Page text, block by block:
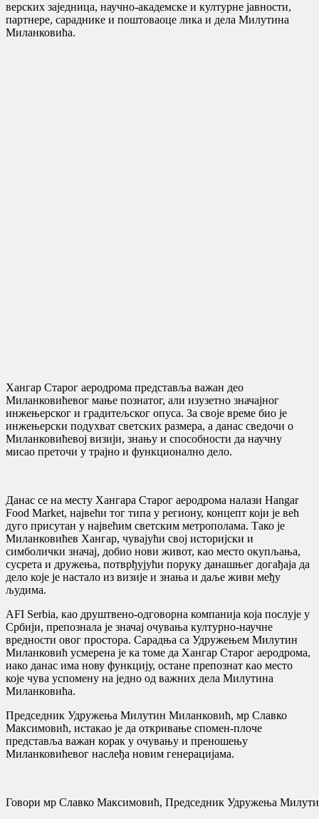
верских заједница, научно-академске и културне јавности,
партнере, сараднике и поштоваоце лика и дела Милутина
Миланковића.
Хангар Старог аеродрома представља важан део
Миланковићевог мање познатог, али изузетно значајног
инжењерског и градитељског опуса. За своје време био је
инжењерски подухват светских размера, а данас сведочи о
Миланковићевој визији, знању и способности да научну
мисао преточи у трајно и функционално дело.
Данас се на месту Хангара Старог аеродрома налази Hangar
Food Market, највећи тог типа у региону, концепт који је већ
дуго присутан у највећим светским метрополама. Тако је
Миланковићев Хангар, чувајући свој историјски и
симболички значај, добио нови живот, као место окупљања,
сусрета и дружења, потврђујући поруку данашњег догађаја да
дело које је настало из визије и знања и даље живи међу
људима.
AFI Serbia, као друштвено-одговорна компанија која послује у
Србији, препознала је значај очувања културно-научне
вредности овог простора. Сарадња са Удружењем Милутин
Миланковић усмерена је ка томе да Хангар Старог аеродрома,
иако данас има нову функцију, остане препознат као место
које чува успомену на једно од важних дела Милутина
Миланковића.
Председник Удружења Милутин Миланковић, мр Славко
Максимовић, истакао је да откривање спомен-плоче
представља важан корак у очувању и преношењу
Миланковићевог наслеђа новим генерацијама.
Говори мр Славко Максимовић, Председник Удружења